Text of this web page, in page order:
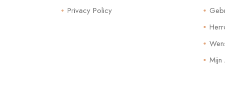
Privacy Policy
Mijn